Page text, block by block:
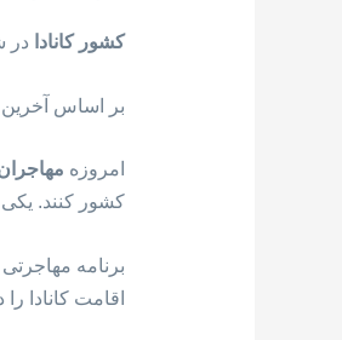
کشور کانادا در شمال
بر اساس آخرین
امروزه
کشور کنند.
برنامه مهاجرتی
اقامت کانادا